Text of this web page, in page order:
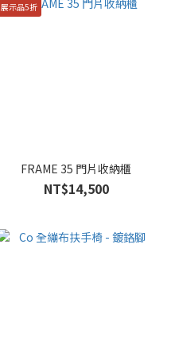
展示品5折
FRAME 35 門片收納櫃
NT$14,500